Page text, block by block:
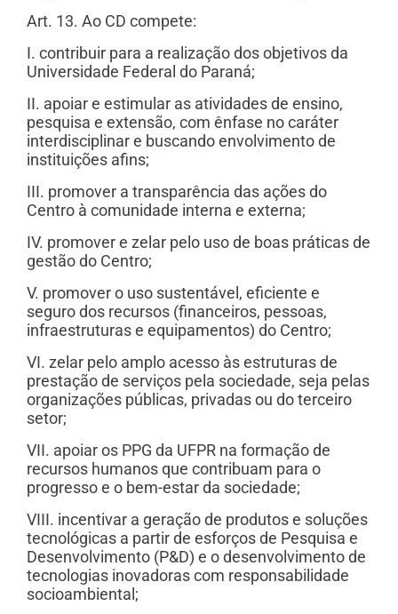
Art. 13. Ao CD compete:
I. contribuir para a realização dos objetivos da
Universidade Federal do Paraná;
II. apoiar e estimular as atividades de ensino,
pesquisa e extensão, com ênfase no caráter
interdisciplinar e buscando envolvimento de
instituições afins;
III. promover a transparência das ações do
Centro à comunidade interna e externa;
IV. promover e zelar pelo uso de boas práticas de
gestão do Centro;
V. promover o uso sustentável, eficiente e
seguro dos recursos (financeiros, pessoas,
infraestruturas e equipamentos) do Centro;
VI. zelar pelo amplo acesso às estruturas de
prestação de serviços pela sociedade, seja pelas
organizações públicas, privadas ou do terceiro
setor;
VII. apoiar os PPG da UFPR na formação de
recursos humanos que contribuam para o
progresso e o bem-estar da sociedade;
VIII. incentivar a geração de produtos e soluções
tecnológicas a partir de esforços de Pesquisa e
Desenvolvimento (P&D) e o desenvolvimento de
tecnologias inovadoras com responsabilidade
socioambiental;